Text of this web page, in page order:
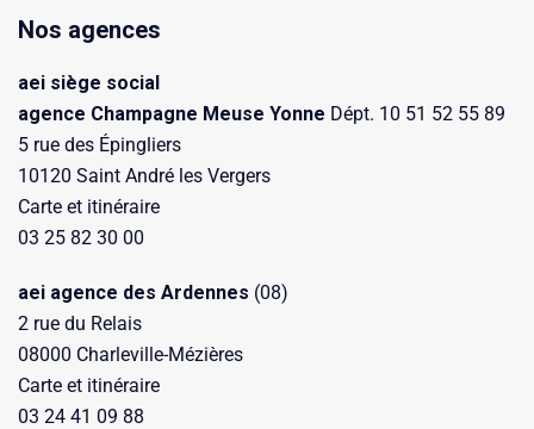
Nos agences
aei siège social
agence Champagne Meuse Yonne Dépt. 10 51 52 55 89
5 rue des Épingliers
10120 Saint André les Vergers
Carte et itinéraire
03 25 82 30 00
aei agence des Ardennes (08)
2 rue du Relais
08000 Charleville-Mézières
Carte et itinéraire
03 24 41 09 88